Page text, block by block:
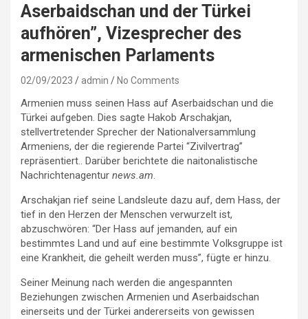
Aserbaidschan und der Türkei
aufhören”, Vizesprecher des
armenischen Parlaments
02/09/2023 admin No Comments
Armenien muss seinen Hass auf Aserbaidschan und die
Türkei aufgeben. Dies sagte Hakob Arschakjan,
stellvertretender Sprecher der Nationalversammlung
Armeniens, der die regierende Partei “Zivilvertrag”
repräsentiert.. Darüber berichtete die naitonalistische
Nachrichtenagentur news.am.
Arschakjan rief seine Landsleute dazu auf, dem Hass, der
tief in den Herzen der Menschen verwurzelt ist,
abzuschwören: “Der Hass auf jemanden, auf ein
bestimmtes Land und auf eine bestimmte Volksgruppe ist
eine Krankheit, die geheilt werden muss”, fügte er hinzu.
Seiner Meinung nach werden die angespannten
Beziehungen zwischen Armenien und Aserbaidschan
einerseits und der Türkei andererseits von gewissen